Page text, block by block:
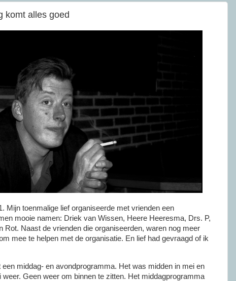
komt alles goed
Mijn toenmalige lief organiseerde met vrienden een
mooie namen: Driek van Wissen, Heere Heeresma, Drs. P,
Rot. Naast de vrienden die organiseerden, waren nog meer
mee te helpen met de organisatie. En lief had gevraagd of ik
middag- en avondprogramma. Het was midden in mei en
Geen weer om binnen te zitten. Het middagprogramma